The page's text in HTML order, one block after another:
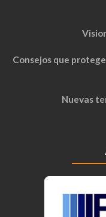
Consejos que
Nuevas